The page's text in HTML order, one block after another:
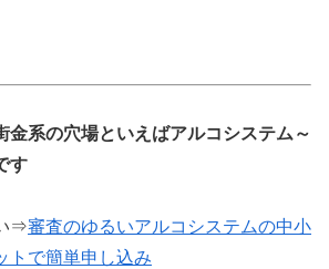
金系の穴場といえばアルコシステム～
す
⇒審査のゆるいアルコシステムの中小
トで簡単申し込み